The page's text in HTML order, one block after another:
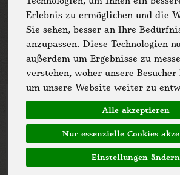
Erlebnis zu ermöglichen und die
Sie sehen, besser an Ihre
anzupassen. Diese Technologien
außerdem um Ergebnisse zu
verstehen, woher unsere
um unsere Website weiter zu
Alle akzeptieren
Nur essenzielle Cookies
Einstellungen ändern
Hersteller Ernährung
Allergene